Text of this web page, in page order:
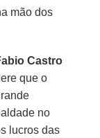
mão dos
Castro
que o
no
lucros das